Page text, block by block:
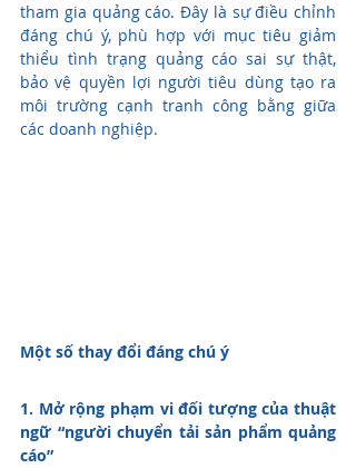
tham gia quảng cáo. Đây là sự điều chỉnh
đáng chú ý, phù hợp với mục tiêu giảm
thiểu tình trạng quảng cáo sai sự thật,
bảo vệ quyền lợi người tiêu dùng tạo ra
môi trường cạnh tranh công bằng giữa
các doanh nghiệp.
Một số thay đổi đáng chú ý
1. Mở rộng phạm vi đối tượng của thuật
ngữ “người chuyển tải sản phẩm quảng
cáo”